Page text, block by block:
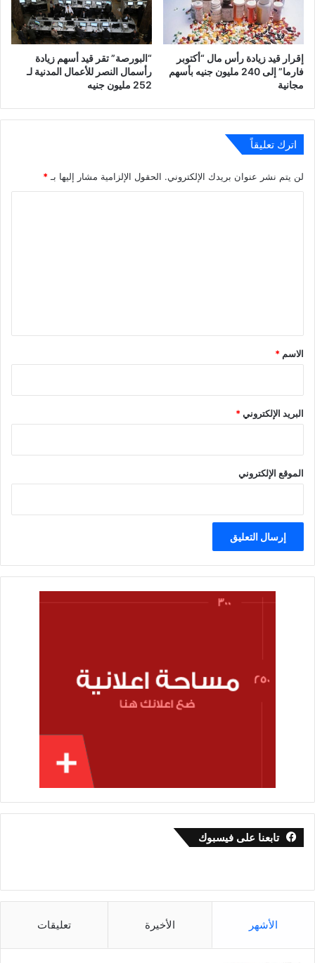
إقرار قيد زيادة رأس مال “أكتوبر
فارما” إلى 240 مليون جنيه بأسهم
مجانية
“البورصة” تقر قيد أسهم زيادة
رأسمال النصر للأعمال المدنية لـ
252 مليون جنيه
اترك تعليقاً
لن يتم نشر عنوان بريدك الإلكتروني. الحقول الإلزامية مشار إليها بـ*
*
الاسم *
البريد الإلكتروني*
الموقع الإلكتروني
تابعنا على فيسبوك
الأشهر الأخيرة تعليقات